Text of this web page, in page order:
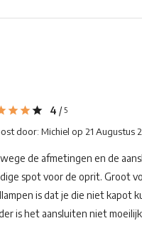
4 / 5
door: Michiel op 21 Augustus
de afmetingen en de
spot voor de oprit. Groot
is dat je die niet kapot
is het aansluiten niet